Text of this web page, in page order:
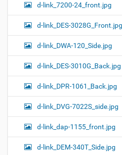
d-link_7200-24_front.jpg
d-link_DES-3028G_Front.jpg
d-link_DWA-120_Side.jpg
d-link_DES-3010G_Back.jpg
d-link_DPR-1061_Back.jpg
d-link_DVG-7022S_side.jpg
d-link_dap-1155_front.jpg
d-link_DEM-340T_Side.jpg